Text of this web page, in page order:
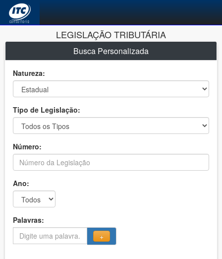
LEGISLAÇÃO TRIBUTÁRIA
Busca Personalizada
Natureza:
Tipo de Legislação:
Número:
Ano:
Palavras:
+